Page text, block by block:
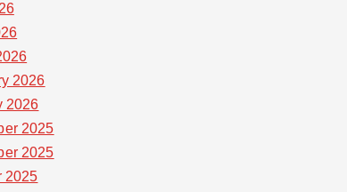
2026
2026
2025
2025
2025